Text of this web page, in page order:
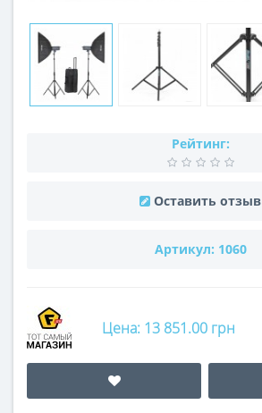
Рейтинг:
Оставить отзыв
Артикул: 1060
Цена: 13 851.00 грн